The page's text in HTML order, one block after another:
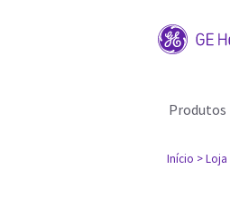
Produtos
Início > Loja